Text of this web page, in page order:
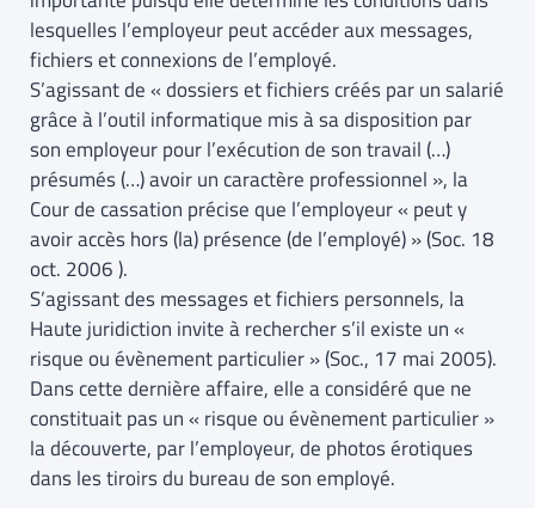
lesquelles l’employeur peut accéder aux messages,
fichiers et connexions de l’employé.
S’agissant de « dossiers et fichiers créés par un salarié
grâce à l’outil informatique mis à sa disposition par
son employeur pour l’exécution de son travail (…)
présumés (…) avoir un caractère professionnel », la
Cour de cassation précise que l’employeur « peut y
avoir accès hors (la) présence (de l’employé) » (Soc. 18
oct. 2006 ).
S’agissant des messages et fichiers personnels, la
Haute juridiction invite à rechercher s’il existe un «
risque ou évènement particulier » (Soc., 17 mai 2005).
Dans cette dernière affaire, elle a considéré que ne
constituait pas un « risque ou évènement particulier »
la découverte, par l’employeur, de photos érotiques
dans les tiroirs du bureau de son employé.